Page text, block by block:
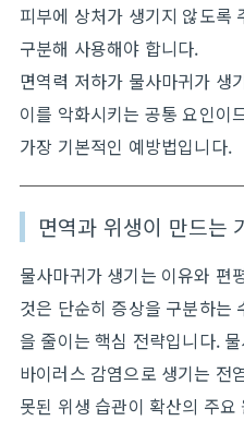
피부에 상처가 생기지 않도록
구분해 사용해야 합니다.
면역력 저하가 물사마귀가 생
이를 악화시키는 공통 요인이
가장 기본적인 예방법입니다.
면역과 위생이 만드는
물사마귀가 생기는 이유와 편
것은 단순히 증상을 구분하는
을 줄이는 핵심 전략입니다.
바이러스 감염으로 생기는 전
못된 위생 습관이 확산의 주요